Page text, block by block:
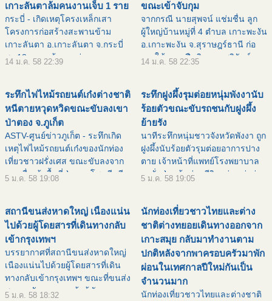
เกาะลันตาล้มคนงานเจ็บ 1 ราย
กระบี่ - เกิดเหตุโครงเหล็กเสา
โครงการก่อสร้างสะพานข้าม
เกาะลันตา อ.เกาะลันตา จ.กระบี่
สูง 13 เมตร ล้มระหว่างการ
คาดว่าเกิดจากคานต่อเหล็กด้าน
14 ม.ค. 58 22:39
ขณะเข้าจับกุม
จากกรณี นายสุพจน์ แช่มชื่น ลูก
ผู้ใหญ่บ้านหมู่ที่ 4 ตำบล เกาะพะงัน
อ.เกาะพะงัน จ.สุราษฎร์ธานี ก่อ
เหตุใช้อาวุธปืนยิง ด.ต.สุริยันต์
บาดเจ็บสาหั
14 ม.ค. 58 22:35
ระทึกไฟไหม้รถยนต์เก๋งต่างชาติ
หนีตายหวุดหวิดขณะขับลงเขา
ป่าตอง จ.ภูเก็ต
ASTV-ศูนย์ข่าวภูเก็ต - ระทึกเกิด
เหตุไฟไหม้รถยนต์เก๋งของนักท่อง
เที่ยวชาวฝรั่งเศส ขณะขับลงจาก
เขาเพื่อเข้าพื้นที่ป่าตอง โชคดีหนี
ตำรวจ
5 ม.ค. 58 19:08
ระทึกฝูงผึ้งรุมต่อยหนุ่มพังงานับ
ร้อยตัวขณะขับรถชนกับฝูงผึ้ง
ย้ายรัง
นาทีระทึกหนุ่มชาวจังหวัดพังงา ถูก
ฝูงผึ้งนับร้อยตัวรุมต่อยอาการปาง
ตาย เจ้าหน้าที่แพทย์โรงพยาบาล
ตะกั่วป่า เข้าช่วยชีวิตอย่างเร่งด่วน
5 ม.ค. 58 19:05
สถานีขนส่งหาดใหญ่ เนืองแน่น
ไปด้วยผู้โดยสารที่เดินทางกลับ
เข้ากรุงเทพฯ
บรรยากาศที่สถานีขนส่งหาดใหญ่
เนืองแน่นไปด้วยผู้โดยสารที่เดิน
ทางกลับเข้ากรุงเทพฯ ขณะที่ขนส่ง
สงขลายังคงตรวจเข้มผู้ขับรถ
5 ม.ค. 58 18:32
นักท่องเที่ยวชาวไทยและต่าง
ชาติต่างทยอยเดินทางออกจาก
เกาะสมุย กลับมาทำงานตาม
ปกติหลังจากพาครอบครัวมาพัก
ผ่อนในเทศกาลปีใหม่กันเป็น
จำนวนมาก
นักท่องเที่ยวชาวไทยและต่างชาติ